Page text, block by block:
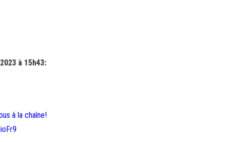
à 15h43:
à la chaîne!